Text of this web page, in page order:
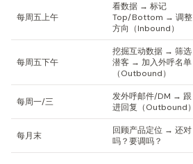
每周五上午
看数据 → 标记
Top/Bottom → 调整
方向（Inbound）
每周五下午
挖掘互动数据 → 筛选
潜客 → 加入外呼名单
（Outbound）
每周一/三
发外呼邮件/DM → 跟
进回复（Outbound）
每月末
回顾产品定位 → 还对
吗？要调吗？